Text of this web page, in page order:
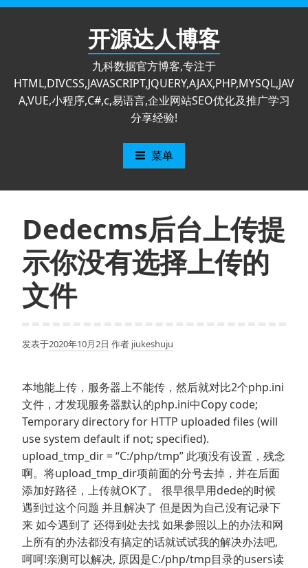
跳
开源达人博客
九科数据官方博客,专注于
HTML,DIVCSS,JAVASCRIPT,JQUERY,AJAX,PHP,MYSQL,JAV
A,VUE,小程序,C#,c,易语言,企业网站SEO优化及推广学习
分享经验!
菜单
Dedecms后台上传提
示你没有选择上传的
文件
发表于2020年10月2日 作者 jiukeshuju
本地能上传，服务器上不能传，然后就对比2个php.ini
文件，才发现服务器默认的php.ini中Copy code;
Temporary directory for HTTP uploaded files (will
use system default if not; specified).
upload_tmp_dir = “C:/php/tmp” 此项没有设置，残念
啊。将upload_tmp_dir项前面的分号去掉，并在后面
添加好路径，上传就OK了。 很早很早用dede的时候
遇到过这个问题 并且解决了 但是因为自己没有记录下
来 如今遇到了 还得到处去找 如果参照以上的办法和网
上所有的办法都没有搞定的话就试试我的解决办法吧,
呵呵!亲测可以解决, 原因是C:/php/tmp目录的users读